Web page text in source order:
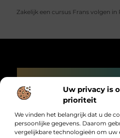
Uw privacy is
prioriteit
We vinden het belangrijk dat u de
persoonlijke gegevens. Daarom
vergelijkbare technologieën om uw
Zakelijk een cursus Frans volgen
Bericht categorie